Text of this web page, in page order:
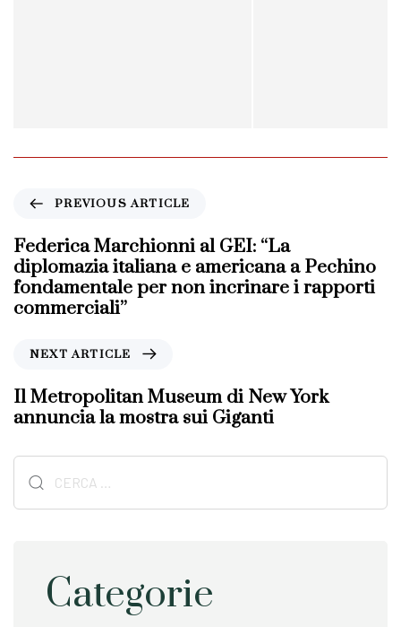
e
v
i
o
u
r
t
i
l
PREVIOUS ARTICLE
Federica Marchionni al GEI: “La
diplomazia italiana e americana a Pechino
fondamentale per non incrinare i rapporti
commerciali”
x
t
A
r
c
NEXT ARTICLE
Il Metropolitan Museum di New York
annuncia la mostra sui Giganti
per:
Categorie